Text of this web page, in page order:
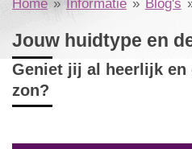
Home » Informatie » Blog's
Jouw huidtype en
Geniet jij al heerlijk en
zon?